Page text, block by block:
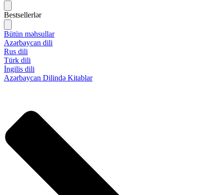
Bestsellerlər
Bütün məhsullar
Azərbaycan dili
Rus dili
Türk dili
İngilis dili
Azərbaycan Dilində Kitablar